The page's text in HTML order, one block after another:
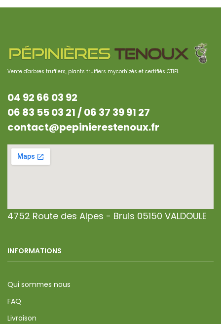
Vente d'arbres truffiers, plants truffiers mycorhizés et certifiés CTIFL
04 92 66 03 92
06 83 55 03 21 /06 37 39 91 27
contact@pepinierestenoux.fr
4752 Route des Alpes - Bruis 05150 VALDOULE
INFORMATIONS
Qui sommes nous
FAQ
Livraison